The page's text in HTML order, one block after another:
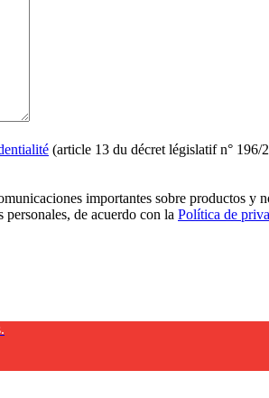
(article 13 du décret législatif n°
importantes sobre productos y
de acuerdo con la Política de